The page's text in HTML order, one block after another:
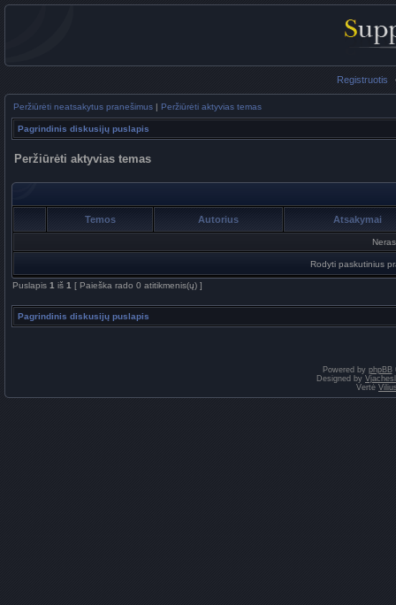
Registruotis
Peržiūrėti neatsakytus pranešimus | Peržiūrėti aktyvias temas
Pagrindinis diskusijų puslapis
Peržiūrėti aktyvias temas
Temos Autorius Atsakymai
Rodyti paskutinius
Puslapis 1 iš 1 [ Paieška rado 0 atitikmenis(ų) ]
Pagrindinis diskusijų puslapis
Powered by phpBB
Designed by
Vertė